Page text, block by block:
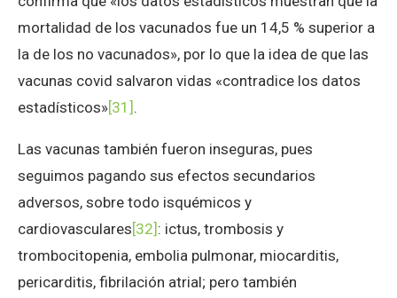
mortalidad de los vacunados fue un 14,5 % superior a
la de los no vacunados», por lo que la idea de que las
vacunas covid salvaron vidas «contradice los datos
estadísticos»[31] .
Las vacunas también fueron inseguras, pues
seguimos pagando sus efectos secundarios
adversos, sobre todo isquémicos y
cardiovasculares[32] : ictus, trombosis y
trombocitopenia, embolia pulmonar, miocarditis,
pericarditis, fibrilación atrial; pero también